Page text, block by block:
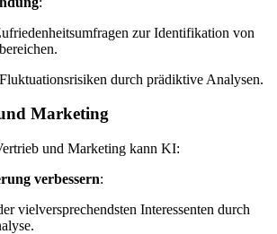
zur Identifikation von
durch prädiktive Analysen.
Marketing
und Marketing kann KI:
verbessern:
vielversprechendsten Interessenten durch